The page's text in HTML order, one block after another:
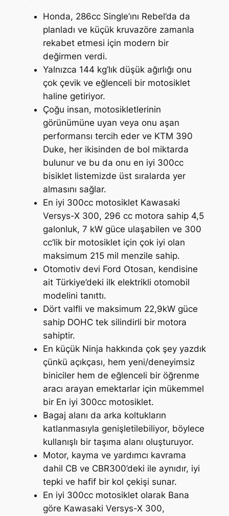
Honda, 286cc Single’ını Rebel’da da
planladı ve küçük kruvazöre zamanla
rekabet etmesi için modern bir
değirmen verdi.
Yalnızca 144 kg’lık düşük ağırlığı onu
çok çevik ve eğlenceli bir motosiklet
haline getiriyor.
Çoğu insan, motosikletlerinin
görünümüne uyan veya onu aşan
performansı tercih eder ve KTM 390
Duke, her ikisinden de bol miktarda
bulunur ve bu da onu en iyi 300cc
bisiklet listemizde üst sıralarda yer
almasını sağlar.
En iyi 300cc motosiklet Kawasaki
Versys-X 300, 296 cc motora sahip 4,5
galonluk, 7 kW güce ulaşabilen ve 300
cc’lik bir motosiklet için çok iyi olan
maksimum 215 mil menzile sahip.
Otomotiv devi Ford Otosan, kendisine
ait Türkiye’deki ilk elektrikli otomobil
modelini tanıttı.
Dört valfli ve maksimum 22,9kW güce
sahip DOHC tek silindirli bir motora
sahiptir.
En küçük Ninja hakkında çok şey yazdık
çünkü açıkçası, hem yeni/deneyimsiz
biniciler hem de eğlenceli bir öğrenme
aracı arayan emektarlar için mükemmel
bir En iyi 300cc motosiklet.
Bagaj alanı da arka koltukların
katlanmasıyla genişletilebiliyor, böylece
kullanışlı bir taşıma alanı oluşturuyor.
Motor, kayma ve yardımcı kavrama
dahil CB ve CBR300’deki ile aynıdır, iyi
tepki ve hafif bir kol çekişi sunar.
En iyi 300cc motosiklet olarak Bana
göre Kawasaki Versys-X 300,